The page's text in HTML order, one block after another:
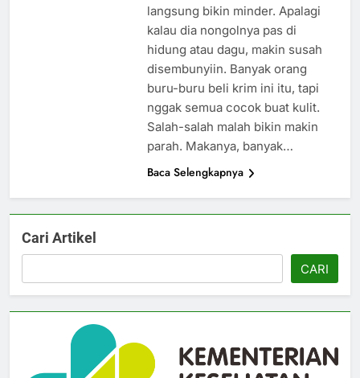
langsung bikin minder. Apalagi
kalau dia nongolnya pas di
hidung atau dagu, makin susah
disembunyiin. Banyak orang
buru-buru beli krim ini itu, tapi
nggak semua cocok buat kulit.
Salah-salah malah bikin makin
parah. Makanya, banyak…
Baca Selengkapnya
Cari Artikel
CARI